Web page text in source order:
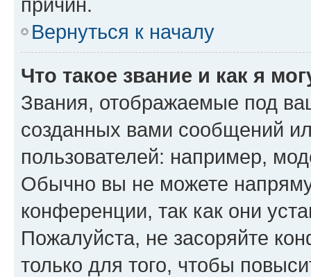
Вернуться к началу
Что такое звание и как я
Звания, отображаемые под
созданных вами сообщений
пользователей: например,
Обычно вы не можете
конференции, так как они
Пожалуйста, не засоряйте
только для того, чтобы